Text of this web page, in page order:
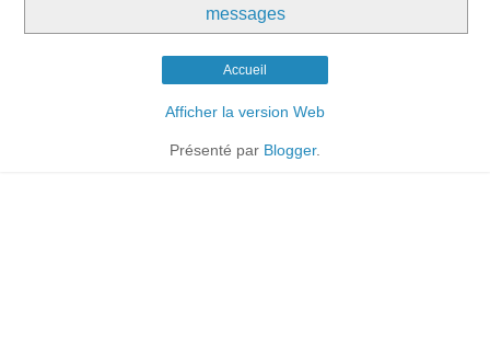
messages
Accueil
Afficher la version Web
Présenté par Blogger.